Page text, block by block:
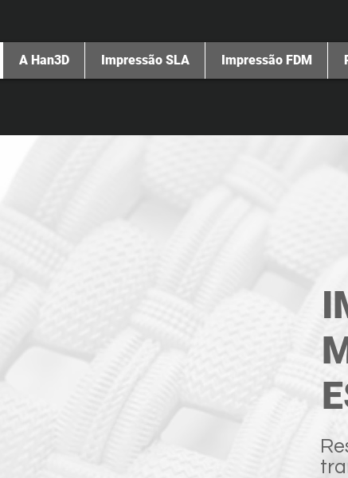
A Han3D Impressão SLA Impressão FDM